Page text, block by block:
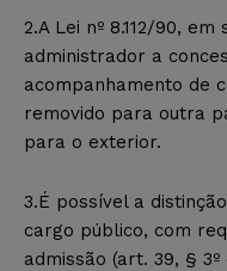
2.A Lei nº 8.112/90,
administrador a
acompanhamento de
removido para outra
para o exterior.
3.É possível a
cargo público, com
admissão (art. 39, §